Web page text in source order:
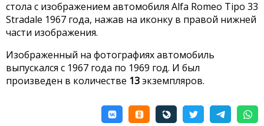
стола с изображением автомобиля Alfa Romeo Tipo 33
Stradale 1967 года, нажав на иконку в правой нижней
части изображения.
Изображенный на фотографиях автомобиль
выпускался с 1967 года по 1969 год. И был
произведен в количестве 13экземпляров.